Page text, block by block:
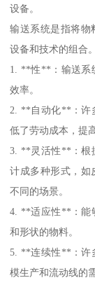
设备。
输送系统是指将物
设备和技术的组合
1. **性**：输送系
效率。
2. **自动化**：许
低了劳动成本，提
3. **灵活性**：根
计成多种形式，如
不同的场景。
4. **适应性**：能
和形状的物料。
5. **连续性**：许
模生产和流动线的